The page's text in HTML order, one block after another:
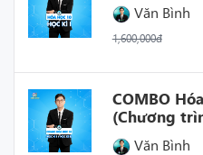
Văn Bình
1,600,000đ
COMBO
(Chương
Văn Bình